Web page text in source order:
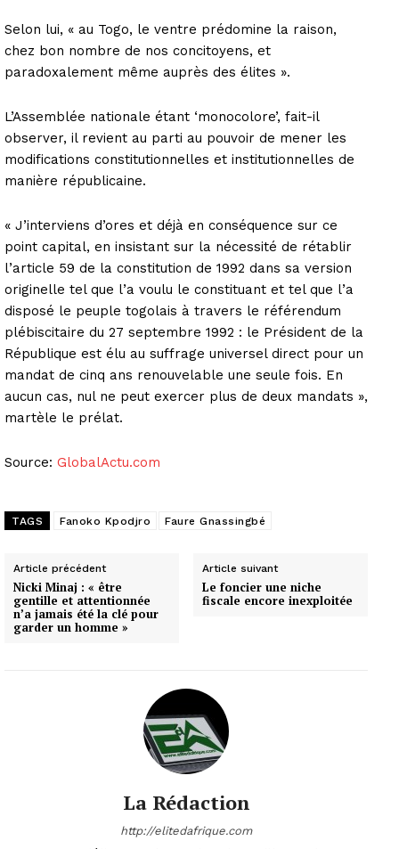
Selon lui, « au Togo, le ventre prédomine la raison,
chez bon nombre de nos concitoyens, et
paradoxalement même auprès des élites ».
L’Assemblée nationale étant ‘monocolore’, fait-il
observer, il revient au parti au pouvoir de mener les
modifications constitutionnelles et institutionnelles de
manière républicaine.
« J’interviens d’ores et déjà en conséquence sur ce
point capital, en insistant sur la nécessité de rétablir
l’article 59 de la constitution de 1992 dans sa version
originelle tel que l’a voulu le constituant et tel que l’a
disposé le peuple togolais à travers le référendum
plébiscitaire du 27 septembre 1992 : le Président de la
République est élu au suffrage universel direct pour un
mandat de cinq ans renouvelable une seule fois. En
aucun cas, nul ne peut exercer plus de deux mandats »,
martèle le prélat.
Source: GlobalActu.com
TAGS Fanoko Kpodjro Faure Gnassingbé
Article précédent
Nicki Minaj : « être
gentille et attentionnée
n’a jamais été la clé pour
garder un homme »
Article suivant
Le foncier une niche
fiscale encore inexploitée
La Rédaction
http://elitedafrique.com